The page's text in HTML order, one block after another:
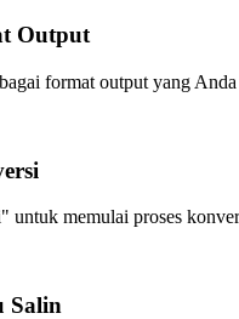
Output
format output yang
memulai proses
Salin